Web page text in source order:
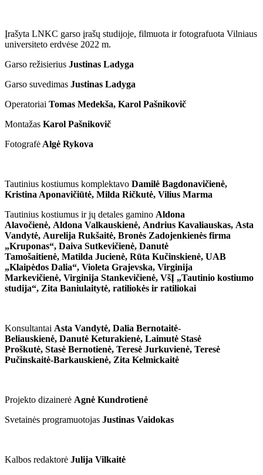
Įrašyta LNKC garso įrašų studijoje, filmuota ir fotografuota Vilniaus
universiteto erdvėse 2022 m.
Garso režisierius Justinas Ladyga
Garso suvedimas Justinas Ladyga
Operatoriai Tomas Medekša, Karol Pašnikovič
Montažas Karol Pašnikovič
Fotografė Algė Rykova
Tautinius kostiumus komplektavo Damilė Bagdonavičienė,
Kristina Aponavičiūtė, Milda Ričkutė, Vilius Marma
Tautinius kostiumus ir jų detales gamino Aldona
Alavočienė, Aldona Valkauskienė, Andrius Kavaliauskas, Asta
Vandytė, Aurelija Rukšaitė, Bronės Zadojenkienės firma
„Kruponas“, Daiva Sutkevičienė, Danutė
Tamošaitienė, Matilda Jucienė, Rūta Kučinskienė, UAB
„Klaipėdos Dalia“, Violeta Grajevska, Virginija
Markevičienė, Virginija Stankevičienė, VšĮ „Tautinio kostiumo
studija“, Zita Baniulaitytė, ratiliokės ir ratiliokai
Konsultantai Asta Vandytė, Dalia Bernotaitė-
Beliauskienė, Danutė Keturakienė, Laimutė Stasė
Proškutė, Stasė Bernotienė, Teresė Jurkuvienė, Teresė
Pučinskaitė-Barkauskienė, Zita Kelmickaitė
Projekto dizainerė Agnė Kundrotienė
Svetainės programuotojas Justinas Vaidokas
Kalbos redaktorė Julija Vilkaitė